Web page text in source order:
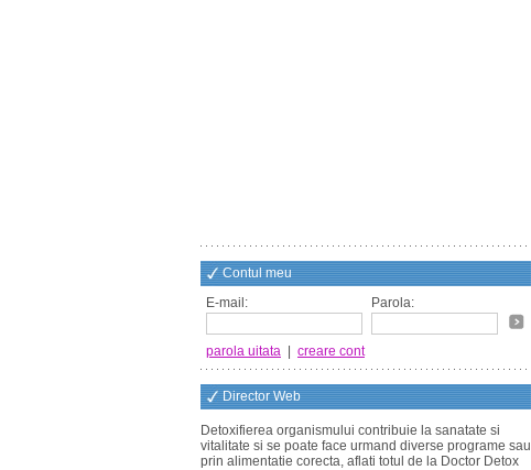
Contul meu
E-mail:
Parola:
parola uitata creare cont
Director Web
Detoxifierea organismului contribuie la sanatate si
vitalitate si se poate face urmand diverse programe sau
prin alimentatie corecta, aflati totul de la Doctor Detox